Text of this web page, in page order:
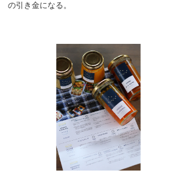
の引き金になる。